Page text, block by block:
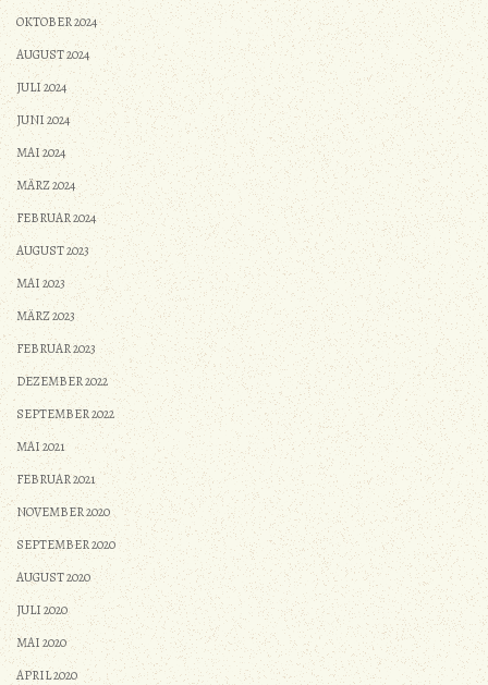
OKTOBER 2024
AUGUST 2024
JULI 2024
JUNI 2024
MAI 2024
MÄRZ 2024
FEBRUAR 2024
AUGUST 2023
MAI 2023
MÄRZ 2023
FEBRUAR 2023
DEZEMBER 2022
SEPTEMBER 2022
MAI 2021
FEBRUAR 2021
NOVEMBER 2020
SEPTEMBER 2020
AUGUST 2020
JULI 2020
MAI 2020
APRIL 2020